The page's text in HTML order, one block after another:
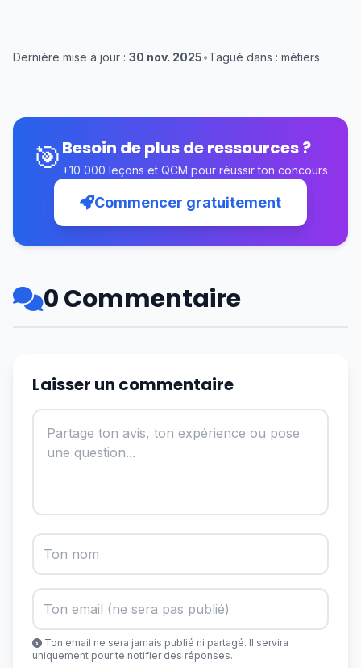
Dernière mise à jour : 30 nov. 2025•Tagué dans : métiers
🎯Besoin de plus de ressources ?
+10 000 leçons et QCM pour réussir ton concours
Commencer gratuitement
0 Commentaire
Laisser un commentaire
Ton email ne sera jamais publié ni partagé. Il servira
uniquement pour te notifier des réponses.